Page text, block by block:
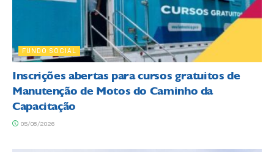
FUNDO SOCIAL
Inscrições abertas para cursos gratuitos de
Manutenção de Motos do Caminho da
Capacitação
05/08/2026